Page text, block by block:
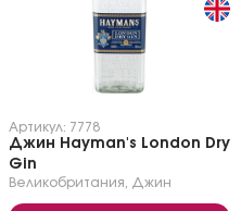
Артикул: 7778
Джин Hayman's London Dry
Gin
Великобритания Джин